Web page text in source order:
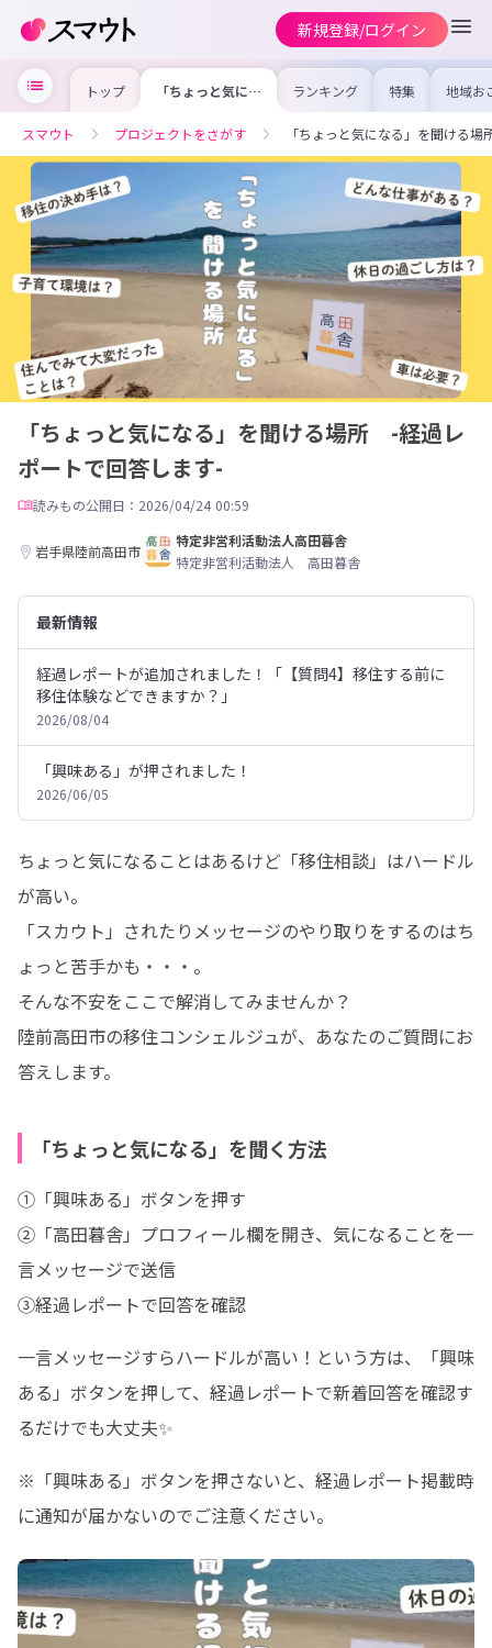
新規登録/ログイン
トップ 「ちょっと気にな
る」を聞ける場
トで回答します-
ランキング 特集 地域お
の求
を集め
事内容
を比較
合った
けよう
スマウト プロジェクトをさがす 「ちょっと気になる」を聞ける
「ちょっと気になる」を聞ける場所 -経過レ
ポートで回答します-
読みもの公開日：2026/04/24 00:59
岩手県陸前高田市
特定非営利活動法人高田暮舎
特定非営利活動法人 高田暮舎
最新情報
経過レポートが追加されました！「【質問4】移住する前に
移住体験などできますか？」
2026/08/04
「興味ある」が押されました！
2026/06/05
ちょっと気になることはあるけど「移住相談」はハードル
が高い。
「スカウト」されたりメッセージのやり取りをするのはち
ょっと苦手かも・・・。
そんな不安をここで解消してみませんか？
陸前高田市の移住コンシェルジュが、あなたのご質問にお
答えします。
「ちょっと気になる」を聞く方法
①「興味ある」ボタンを押す
②「高田暮舎」プロフィール欄を開き、気になることを一
言メッセージで送信
③経過レポートで回答を確認
一言メッセージすらハードルが高い！という方は、「興味
ある」ボタンを押して、経過レポートで新着回答を確認す
るだけでも大丈夫✨
※「興味ある」ボタンを押さないと、経過レポート掲載時
に通知が届かないのでご注意ください。